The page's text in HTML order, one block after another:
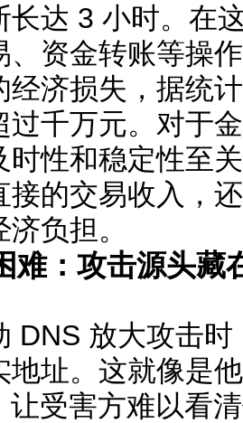
长达 3 小时。在
、资金转账等操
经济损失，据统
过千万元。对于
时性和稳定性至
接的交易收入，
负担。
难：攻击源头藏
DNS 放大攻击
地址。这就像是
让受害方难以看